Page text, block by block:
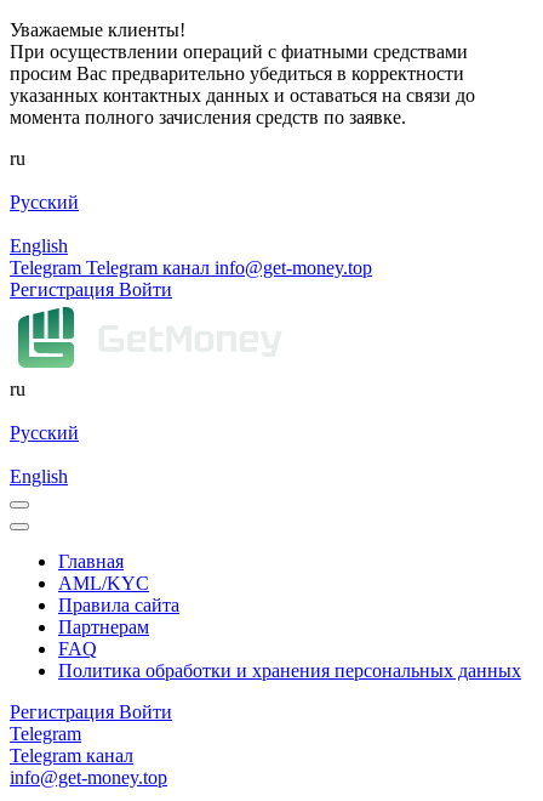
Уважаемые клиенты!
При осуществлении операций с фиатными средствами
просим Вас предварительно убедиться в корректности
указанных контактных данных и оставаться на связи до
момента полного зачисления средств по заявке.
ru
Русский
English
Telegram Telegram канал info@get-money.top
Регистрация Войти
ru
Русский
English
Главная
AML/KYC
Правила сайта
Партнерам
FAQ
Политика обработки и хранения персональных данных
Регистрация Войти
Telegram
Telegram канал
info@get-money.top